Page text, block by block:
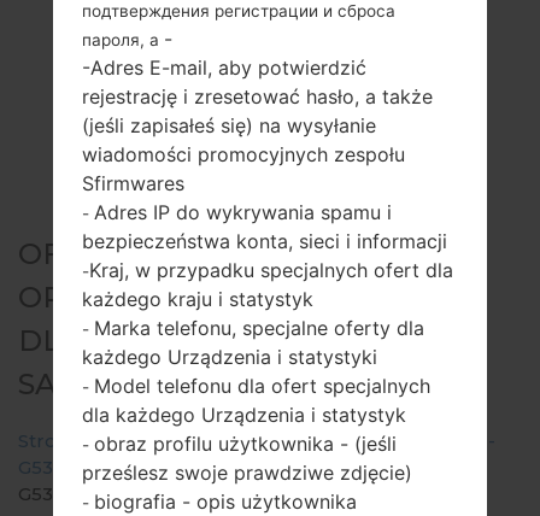
OFICJALNE
OPROGRAMOWANIE #29823
DLA: SM-G532M -
SAMSUNGGALAXY J2 PRIME
Strona startowa →Galaxy J2 Prime →SamsungSM-
G532M
→SM-
G532M_1_20180307172527_1182ulf4cl_fac.zip
подтверждения регистрации и сброса
пароля, а -
-Adres E-mail, aby potwierdzić
rejestrację i zresetować hasło, a także
(jeśli zapisałeś się) na wysyłanie
wiadomości promocyjnych zespołu
Sfirmwares
- Adres IP do wykrywania spamu i
bezpieczeństwa konta, sieci i informacji
-Kraj, w przypadku specjalnych ofert dla
każdego kraju i statystyk
- Marka telefonu, specjalne oferty dla
każdego Urządzenia i statystyki
- Model telefonu dla ofert specjalnych
dla każdego Urządzenia i statystyk
- obraz profilu użytkownika - (jeśli
prześlesz swoje prawdziwe zdjęcie)
- biografia - opis użytkownika